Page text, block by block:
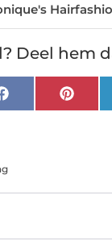
Deel hem
Facebook